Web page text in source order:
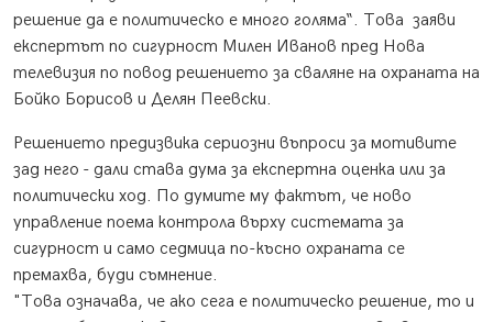
решение да е политическо е много голяма“. Това заяви
експертът по сигурност Милен Иванов пред Нова
телевизия по повод решението за сваляне на охраната на
Бойко Борисов и Делян Пеевски.
Решението предизвика сериозни въпроси за мотивите
зад него - дали става дума за експертна оценка или за
политически ход. По думите му фактът, че ново
управление поема контрола върху системата за
сигурност и само седмица по-късно охраната се
премахва, буди съмнение.
"Това означава, че ако сега е политическо решение, то и